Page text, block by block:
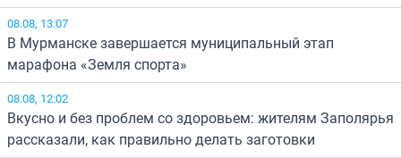
08.08, 13:07
В Мурманске завершается муниципальный этап
марафона «Земля спорта»
08.08, 12:02
Вкусно и без проблем со здоровьем: жителям Заполярья
рассказали, как правильно делать заготовки